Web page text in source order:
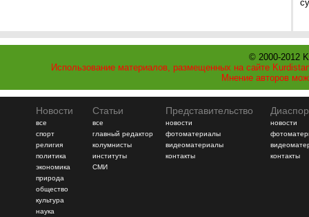
© 2000-2012
Использование материалов, размещенных на сайте
Мнение авторов
Новости
все
спорт
религия
политика
экономика
природа
общество
культура
наука
Статьи
все
главный редактор
колумнисты
институты
СМИ
Представительство
новости
фотоматериалы
видеоматериалы
контакты
новости
контакты